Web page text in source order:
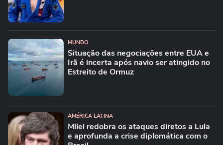
MUNDO
Situação das negociações entre EUA e
Irã é incerta após navio ser atingido no
Estreito de Ormuz
AMÉRICA LATINA
Milei redobra os ataques diretos a Lula
e aprofunda a crise diplomática com o